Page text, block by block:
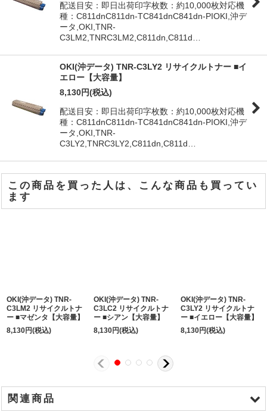
配送目安：即日出荷印字枚数：約10,000枚対応機
種：C811dnC811dn-TC841dnC841dn-PIOKI,沖デ
ータ,OKI,TNR-
C3LM2,TNRC3LM2,C811dn,C811d…
OKI(沖データ) TNR-C3LY2 リサイクルトナー ■イ
エロー【大容量】
8,130円(税込)
配送目安：即日出荷印字枚数：約10,000枚対応機
種：C811dnC811dn-TC841dnC841dn-PIOKI,沖デ
ータ,OKI,TNR-
C3LY2,TNRC3LY2,C811dn,C811d…
この商品を買った人は、こんな商品も買ってい
ます
OKI(沖データ) TNR-
C3LM2 リサイクルトナ
ー ■マゼンタ【大容量】
8,130円(税込)
OKI(沖データ) TNR-
C3LC2 リサイクルトナ
ー ■シアン【大容量】
8,130円(税込)
OKI(沖データ) TNR-
C3LY2 リサイクルトナ
ー ■イエロー【大容量】
8,130円(税込)
関連商品